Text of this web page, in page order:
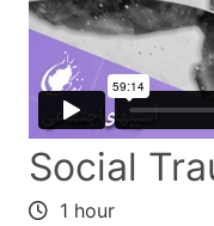
Social
1 hour